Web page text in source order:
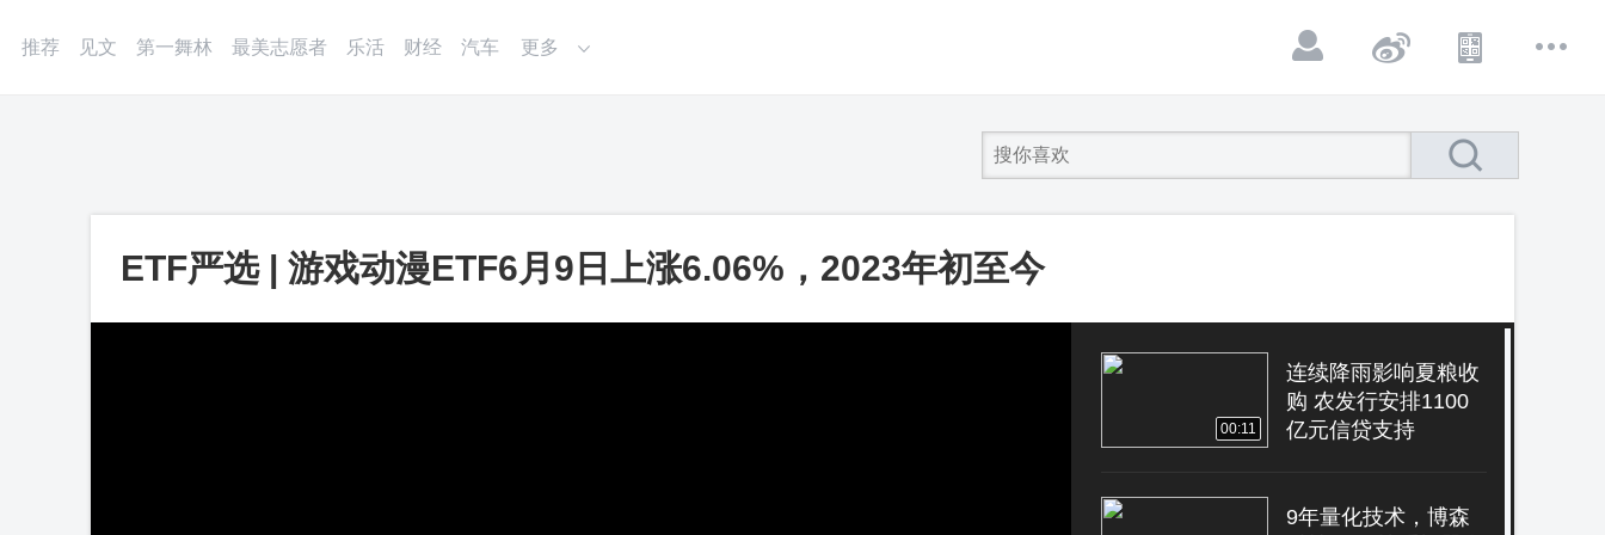
推荐 见文 第一舞林 最美志愿者 乐活 财经 汽车 更多
ETF严选 | 游戏动漫ETF6月9日上涨6.06%，2023年初至今
涨101.04%_第一视频
00:11
连续降雨影响夏粮收
购 农发行安排1100
亿元信贷支持
9年量化技术，博森